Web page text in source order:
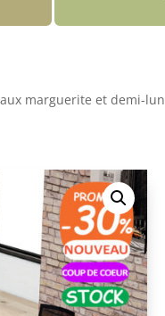
marguerite et demi-